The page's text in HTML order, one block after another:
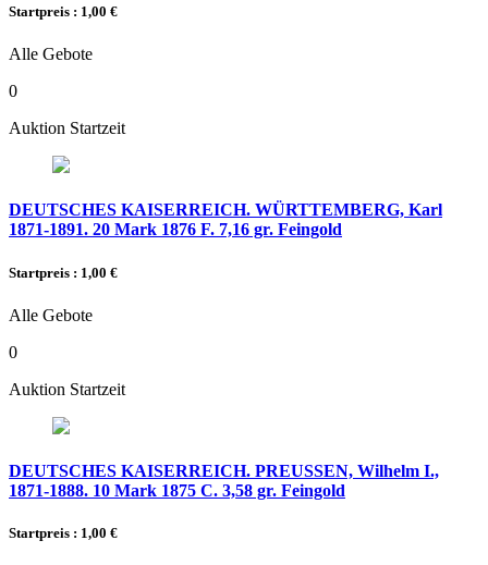
Startpreis : 1,00 €
Alle Gebote
0
Auktion Startzeit
DEUTSCHES KAISERREICH. WÜRTTEMBERG, Karl
1871-1891. 20 Mark 1876 F. 7,16 gr. Feingold
Startpreis : 1,00 €
Alle Gebote
0
Auktion Startzeit
DEUTSCHES KAISERREICH. PREUSSEN, Wilhelm I.,
1871-1888. 10 Mark 1875 C. 3,58 gr. Feingold
Startpreis : 1,00 €